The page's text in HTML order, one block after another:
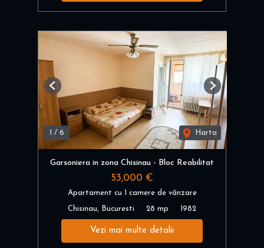
1 / 6 Harta
Previous Next
Garsoniera in zona Chisinau - Bloc Reabilitat
53,000 €
Apartament cu 1 camere de vânzare
Chisinau, Bucuresti 28 mp 1982
Vezi mai multe detalii